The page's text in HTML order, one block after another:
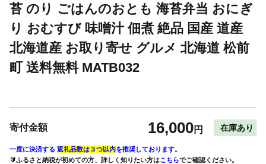
苔 のり ごはんのおとも 海苔弁当 おにぎ
り おむすび 味噌汁 佃煮 絶品 国産 道産
北海道産 お取り寄せ グルメ 北海道 松前
町 送料無料 MATB032
寄付金額 16,000円 在庫あり
一度に決済する 返礼品数は３つ以内を推奨しております。
🔰ふるさと納税が初めての方、詳しく知りたい方はこちらでご確認ください。